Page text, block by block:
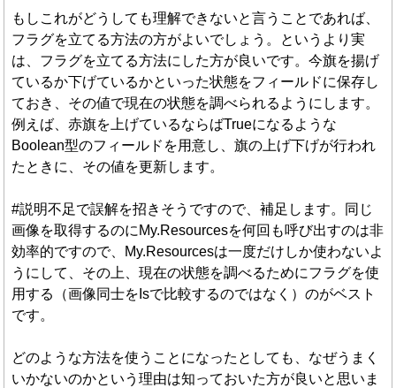
もしこれがどうしても理解できないと言うことであれば、
フラグを立てる方法の方がよいでしょう。というより実
は、フラグを立てる方法にした方が良いです。今旗を揚げ
ているか下げているかといった状態をフィールドに保存し
ておき、その値で現在の状態を調べられるようにします。
例えば、赤旗を上げているならばTrueになるような
Boolean型のフィールドを用意し、旗の上げ下げが行われ
たときに、その値を更新します。
#説明不足で誤解を招きそうですので、補足します。同じ
画像を取得するのにMy.Resourcesを何回も呼び出すのは非
効率的ですので、My.Resourcesは一度だけしか使わないよ
うにして、その上、現在の状態を調べるためにフラグを使
用する（画像同士をIsで比較するのではなく）のがベスト
です。
どのような方法を使うことになったとしても、なぜうまく
いかないのかという理由は知っておいた方が良いと思いま